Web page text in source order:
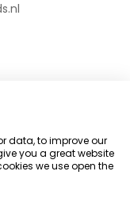
data, to improve our
you a great website
we use open the